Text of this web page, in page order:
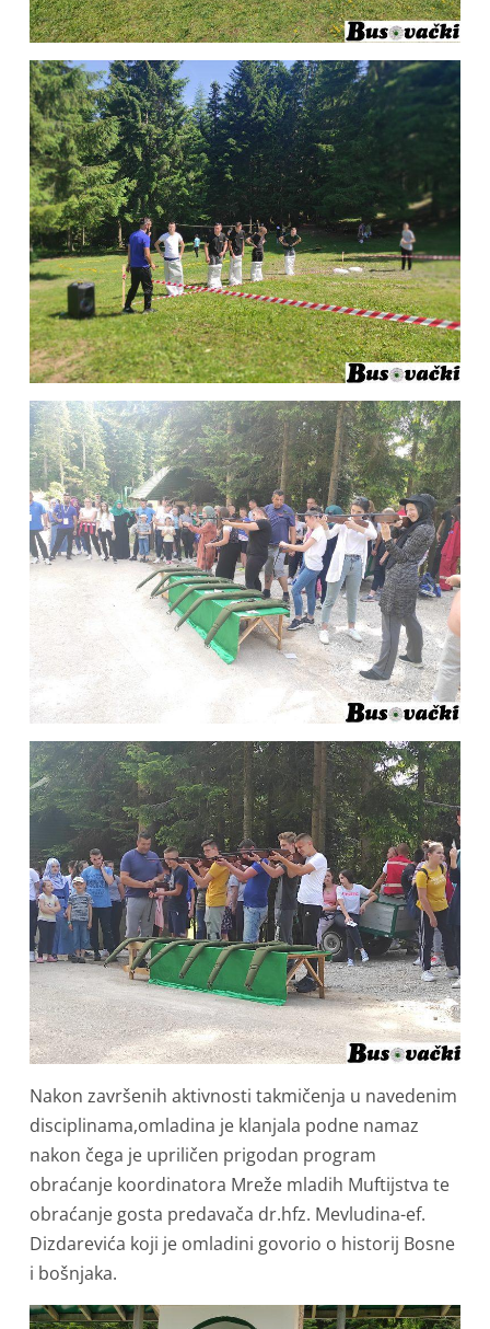
Nakon završenih aktivnosti takmičenja u navedenim
disciplinama,omladina je klanjala podne namaz
nakon čega je upriličen prigodan program
obraćanje koordinatora Mreže mladih Muftijstva te
obraćanje gosta predavača dr.hfz. Mevludina-ef.
Dizdarevića koji je omladini govorio o historij Bosne
i bošnjaka.